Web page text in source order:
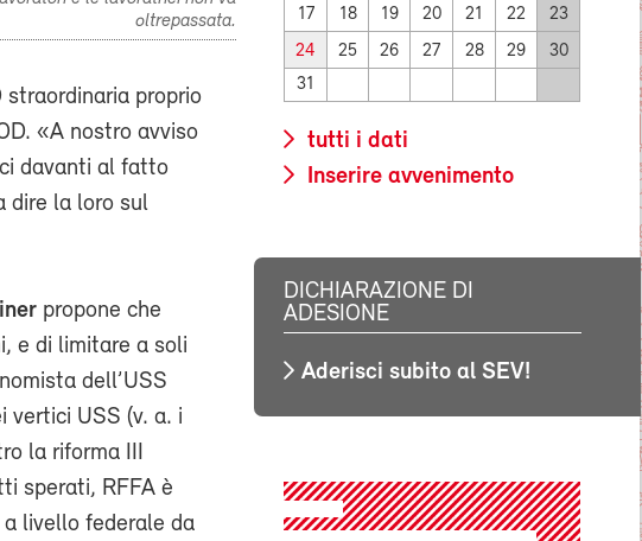
oltrepassata.
straordinaria proprio
«A nostro avviso
davanti al fatto
dire la loro sul
propone che
e di limitare a soli
dell’USS
vertici USS (v. a. i
la riforma III
sperati, RFFA è
livello federale da
17
18 19 20 21 22 23
24 25 26 27 28 29
30
31
tutti i dati
Inserire avvenimento
DICHIARAZIONE DI
ADESIONE
Aderisci subito al SEV!